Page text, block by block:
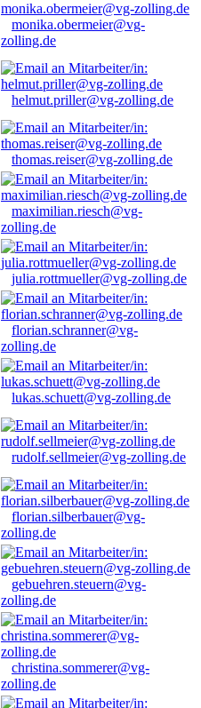
monika.obermeier@vg-
zolling.de
helmut.priller@vg-zolling.de
thomas.reiser@vg-zolling.de
maximilian.riesch@vg-
zolling.de
julia.rottmueller@vg-zolling.de
florian.schranner@vg-
zolling.de
lukas.schuett@vg-zolling.de
rudolf.sellmeier@vg-zolling.de
florian.silberbauer@vg-
zolling.de
gebuehren.steuern@vg-
zolling.de
christina.sommerer@vg-
zolling.de